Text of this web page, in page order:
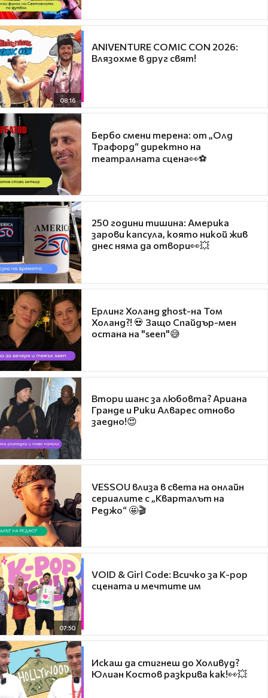
08:16
ANIVENTURE COMIC CON 2026:
Влязохме в друг свят!
Бербо смени терена: от „Олд
Трафорд“ директно на
театралната сцена👀⚽
250 години тишина: Америка
зарови капсула, която никой жив
днес няма да отвори👀💥
Ерлинг Холанд ghost-на Том
Холанд?! 💀 Защо Спайдър-мен
остана на "seen"😅
Втори шанс за любовта? Ариана
Гранде и Рики Алварес отново
заедно!😍
VESSOU влиза в света на онлайн
сериалите с „Кварталът на
Реджо“ 🤩🎬
07:50
VOID & Girl Code: Всичко за K-pop
сцената и мечтите им
Искаш да стигнеш до Холивуд?
Юлиан Костов разкрива как!👀💥